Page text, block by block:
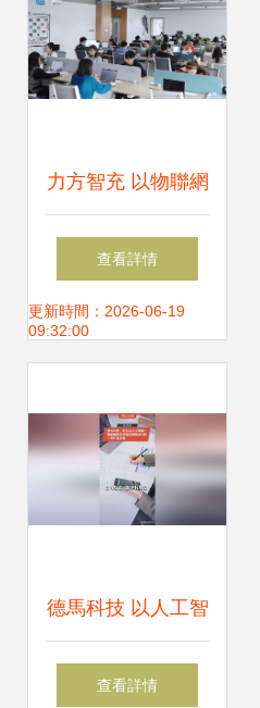
全新生態
力方智充 以物聯網
技術重構安全便捷
的出行新生態
查看詳情
更新時間：2026-06-19
09:32:00
德馬科技 以人工智
能與物聯網技術驅
查看詳情